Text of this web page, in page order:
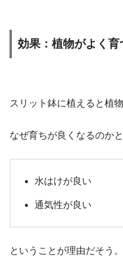
効果：植物がよく育
スリット鉢に植えると植
なぜ育ちが良くなるのかと
水はけが良い
通気性が良い
ということが理由だそう。